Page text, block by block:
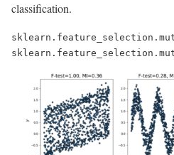
classification.